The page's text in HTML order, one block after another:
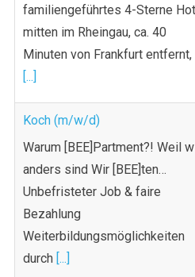
familiengeführtes 4-Sterne
mitten im Rheingau, ca. 40
Minuten von Frankfurt
[...]
Koch (m/w/d)
Warum [BEE]Partment?! Weil
anders sind Wir [BEE]ten…
Unbefristeter Job & faire
Bezahlung
Weiterbildungsmöglichkeiten
durch [...]